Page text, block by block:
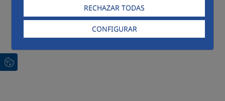
RECHAZAR TODAS
CONFIGURAR